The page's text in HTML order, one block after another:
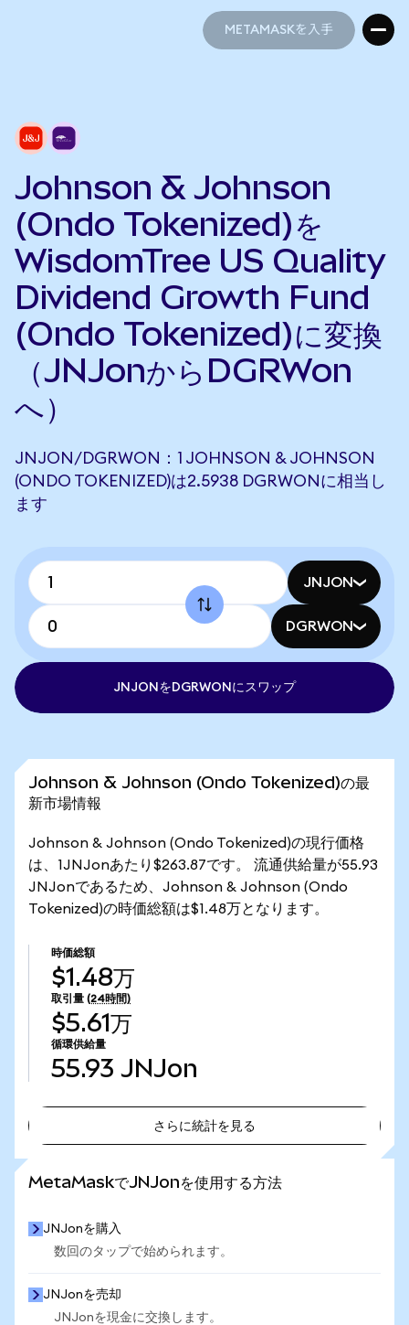
METAMASKを入手
Johnson & Johnson
(Ondo Tokenized)を
WisdomTree US Quality
Dividend Growth Fund
(Ondo Tokenized)に変換
（JNJonからDGRWon
へ）
JNJON/DGRWON：1 JOHNSON & JOHNSON
(ONDO TOKENIZED)は2.5938 DGRWONに相当し
ます
JNJON
DGRWON
JNJONをDGRWONにスワップ
Johnson & Johnson (Ondo Tokenized)の最
新市場情報
Johnson & Johnson (Ondo Tokenized)の現行価格
は、1JNJonあたり$263.87です。 流通供給量が55.93
JNJonであるため、Johnson & Johnson (Ondo
Tokenized)の時価総額は$1.48万となります。
時価総額
$1.48万
取引量 (24時間)
$5.61万
循環供給量
55.93 JNJon
さらに統計を見る
MetaMaskでJNJonを使用する方法
JNJonを購入
数回のタップで始められます。
JNJonを売却
JNJonを現金に交換します。